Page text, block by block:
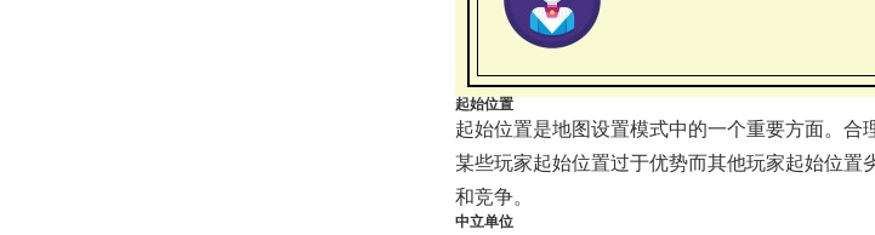
起始位置
起始位置是地图设置模式中的一个重要方面。
某些玩家起始位置过于优势而其他玩家起始位
和竞争。
中立单位